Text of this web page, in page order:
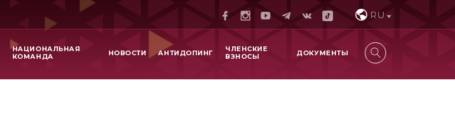
RU
НАЦИОНАЛЬНАЯ
КОМАНДА
НОВОСТИ АНТИДОПИНГ
ЧЛЕНСКИЕ
ВЗНОСЫ
ДОКУМЕНТЫ